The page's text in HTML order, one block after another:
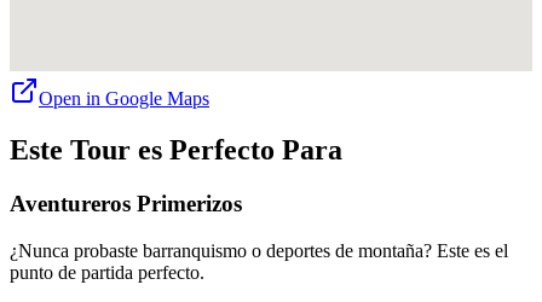
Open in Google Maps
Este Tour es Perfecto Para
Aventureros Primerizos
¿Nunca probaste barranquismo o deportes de montaña? Este es el
punto de partida perfecto.